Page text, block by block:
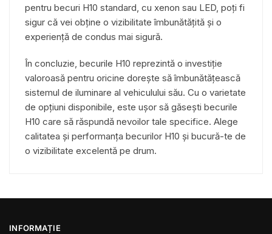
pentru becuri H10 standard, cu xenon sau LED, poți fi
sigur că vei obține o vizibilitate îmbunătățită și o
experiență de condus mai sigură.
În concluzie, becurile H10 reprezintă o investiție
valoroasă pentru oricine dorește să îmbunătățească
sistemul de iluminare al vehiculului său. Cu o varietate
de opțiuni disponibile, este ușor să găsești becurile
H10 care să răspundă nevoilor tale specifice. Alege
calitatea și performanța becurilor H10 și bucură-te de
o vizibilitate excelentă pe drum.
INFORMAȚIE